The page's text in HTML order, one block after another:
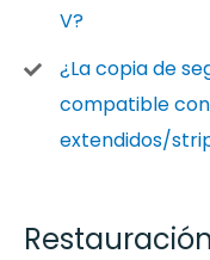
V?
¿La copia de
compatible
extendidos/